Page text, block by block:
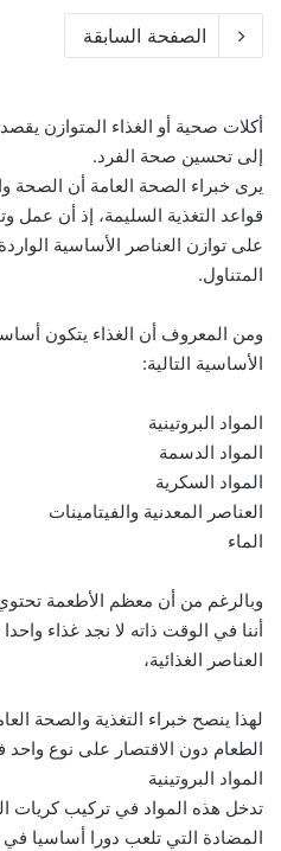
الصفحة السابقة
أكلات صحية أو الغذاء المتوازن
إلى تحسين صحة الفرد.
يرى خبراء الصحة العامة أن الصحة
قواعد التغذية السليمة، إذ أن عمل
على توازن العناصر الأساسية
المتناول.
ومن المعروف أن الغذاء يتكون
الأساسية التالية:
المواد البروتينية
المواد الدسمة
المواد السكرية
العناصر المعدنية والفيتامينات
الماء
وبالرغم من أن معظم الأطعمة
أننا في الوقت ذاته لا نجد غذاء
العناصر الغذائية،
لهذا ينصح خبراء التغذية والصحة
الطعام دون الاقتصار على نوع
المواد البروتينية
تدخل هذه المواد في تركيب كريات
المضادة التي تلعب دورا أساسيا في